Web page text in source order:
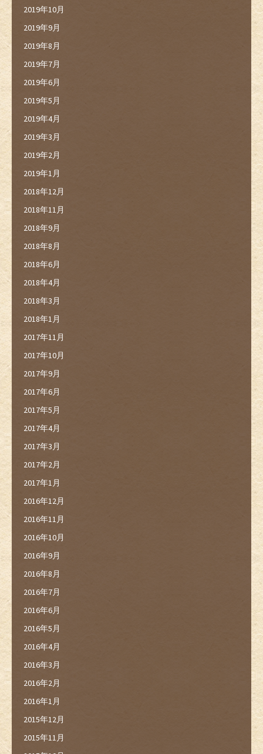
2019年10月
2019年9月
2019年8月
2019年7月
2019年6月
2019年5月
2019年4月
2019年3月
2019年2月
2019年1月
2018年12月
2018年11月
2018年9月
2018年8月
2018年6月
2018年4月
2018年3月
2018年1月
2017年11月
2017年10月
2017年9月
2017年6月
2017年5月
2017年4月
2017年3月
2017年2月
2017年1月
2016年12月
2016年11月
2016年10月
2016年9月
2016年8月
2016年7月
2016年6月
2016年5月
2016年4月
2016年3月
2016年2月
2016年1月
2015年12月
2015年11月